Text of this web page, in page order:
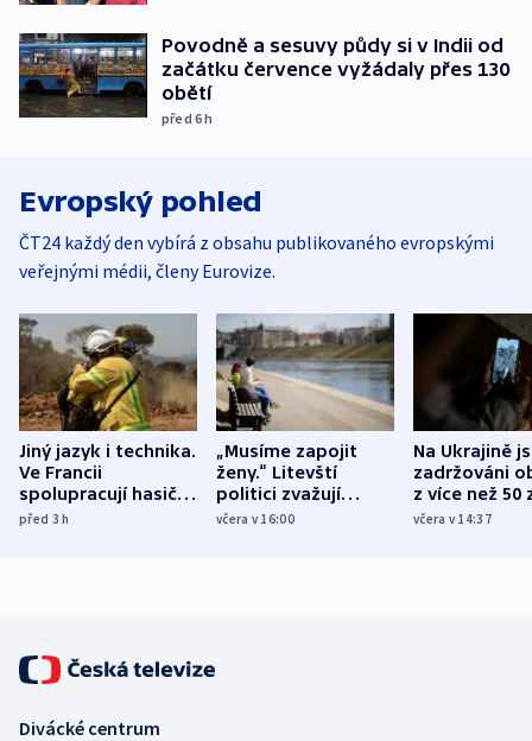
Povodně a sesuvy půdy si v Indii od
začátku července vyžádaly přes 130
obětí
před 6h
Evropský pohled
ČT24 každý den vybírá z obsahu publikovaného evropskými
veřejnými médii, členy Eurovize.
Jiný jazyk i technika.
Ve Francii
spolupracují hasiči z
různých zemí
před 3h
„Musíme zapojit
ženy.“ Litevští
politici zvažují
dohodu o
včera v 16:00
Na Ukrajině
zadržováni
z více než 50
Bojovali na
včera v 14:37
Divácké centrum